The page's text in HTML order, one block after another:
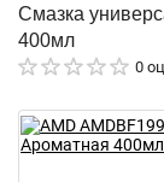
Смазка
400мл
0